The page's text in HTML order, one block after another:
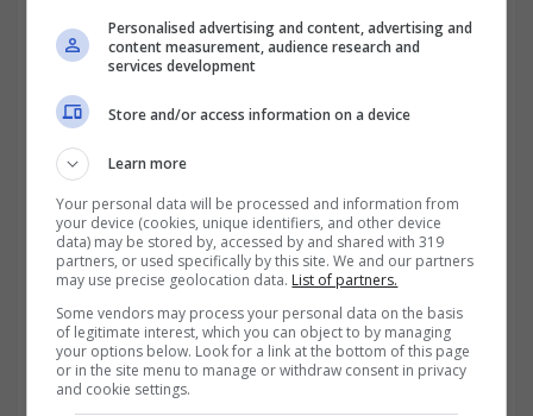
Si avanza la richiesta diuna nuova istanza.
caso potrebbe essere rilevante non solo in
questo episodio, perché quando la
Personalised advertising and content, advertising and
content measurement, audience research and
services development
Store and/or access information on a device
Learn more
Your personal data will be processed and information from
your device (cookies, unique identifiers, and other device
data) may be stored by, accessed by and shared with 319
partners, or used specifically by this site. We and our partners
may use precise geolocation data. List of partners.
Some vendors may process your personal data on the basis
of legitimate interest, which you can object to by managing
your options below. Look for a link at the bottom of this page
or in the site menu to manage or withdraw consent in privacy
and cookie settings.